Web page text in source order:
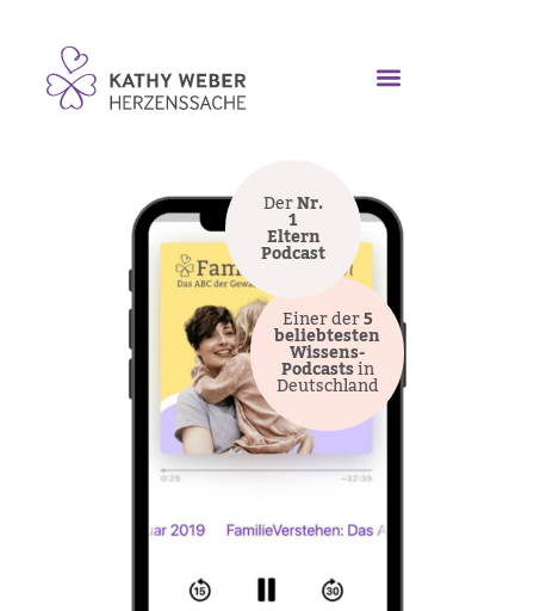
Einer der5
beliebtesten
Wissens-
Podcastsin
Deutschland
DerNr.
1
Eltern
Podcast